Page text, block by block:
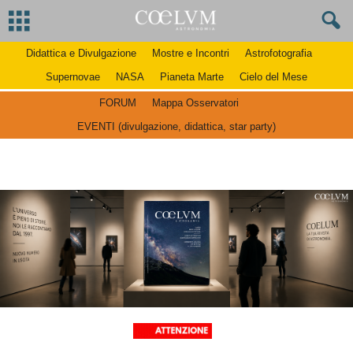
Didattica e Divulgazione Mostre e Incontri
Astrofotografia
Supernovae
NASA Pianeta Marte Cielo del Mese
FORUM
Mappa Osservatori
EVENTI (divulgazione, didattica, star party)